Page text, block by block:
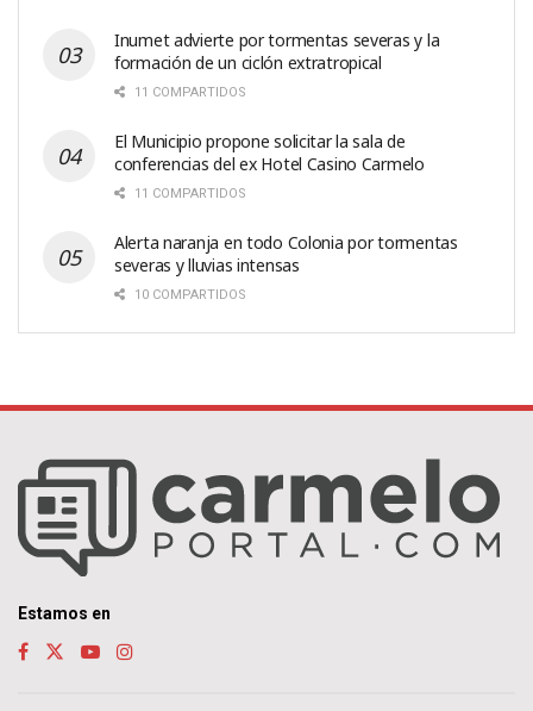
Inumet advierte por tormentas severas y la
formación de un ciclón extratropical
11 COMPARTIDOS
El Municipio propone solicitar la sala de
conferencias del ex Hotel Casino Carmelo
11 COMPARTIDOS
Alerta naranja en todo Colonia por tormentas
severas y lluvias intensas
10 COMPARTIDOS
Estamos en